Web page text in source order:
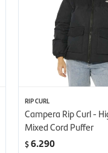
RIP CURL
Campera Rip Curl -
Mixed Cord Puffer
$6.290